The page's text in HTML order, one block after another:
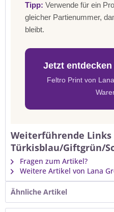
Tipp: Verwende für ein
gleicher Partienummer,
bleibt.
Jetzt
Feltro Print von
Weiterführende
Türkisblau/Giftgrün/
Fragen zum Artikel?
Weitere Artikel von Lana
Ähnliche Artikel